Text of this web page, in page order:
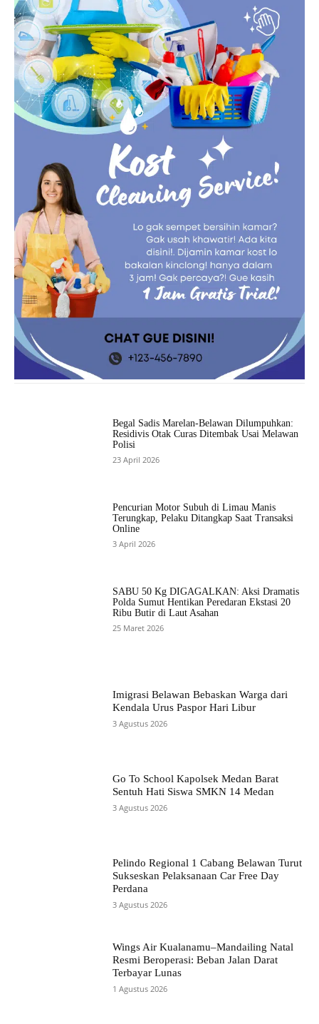
Begal Sadis Marelan-Belawan Dilumpuhkan:
Residivis Otak Curas Ditembak Usai Melawan
Polisi
23 April 2026
Pencurian Motor Subuh di Limau Manis
Terungkap, Pelaku Ditangkap Saat Transaksi
Online
3 April 2026
SABU 50 Kg DIGAGALKAN: Aksi Dramatis
Polda Sumut Hentikan Peredaran Ekstasi 20
Ribu Butir di Laut Asahan
25 Maret 2026
Imigrasi Belawan Bebaskan Warga dari
Kendala Urus Paspor Hari Libur
3 Agustus 2026
Go To School Kapolsek Medan Barat
Sentuh Hati Siswa SMKN 14 Medan
3 Agustus 2026
Pelindo Regional 1 Cabang Belawan Turut
Sukseskan Pelaksanaan Car Free Day
Perdana
3 Agustus 2026
Wings Air Kualanamu–Mandailing Natal
Resmi Beroperasi: Beban Jalan Darat
Terbayar Lunas
1 Agustus 2026